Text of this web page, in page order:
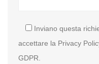
Inviano questa
accettare la Privacy
GDPR.